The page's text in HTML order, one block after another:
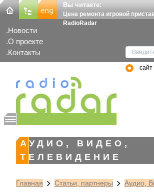
Вы читаете:
Цена ремонта игровой
RadioRadar
Новости
О проекте
Контакты
сайт
АУДИО, ВИДЕО,
ТЕЛЕВИДЕНИЕ
Главная Статьи, партнеры Аудио,